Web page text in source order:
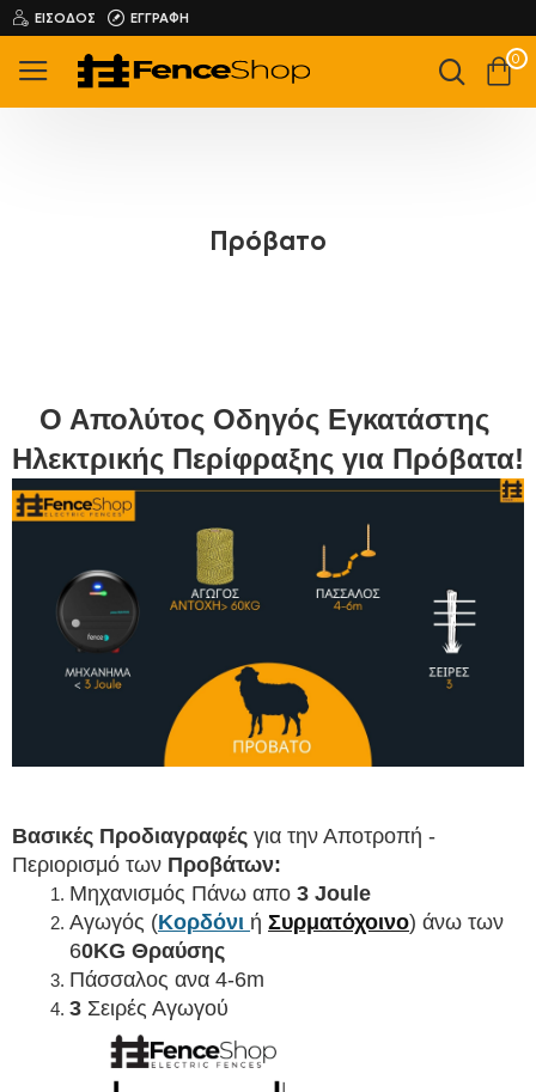
ΕΊΣΟΔΟΣ ΕΓΓΡΑΦΉ
0
Πρόβατο
Ο Απολύτος Οδηγός Εγκατάστης
Ηλεκτρικής Περίφραξης για Πρόβατα!
Βασικές Προδιαγραφές για την Αποτροπή -
Περιορισμό των Προβάτων:
Μηχανισμός Πάνω απο 3 Joule
Αγωγός (Κορδόνι ή Συρματόχοινο) άνω των
60KG Θραύσης
Πάσσαλος ανα 4-6m
3 Σειρές Αγωγού